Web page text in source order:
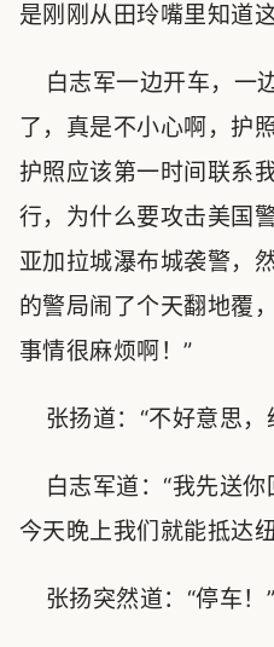
是刚刚从田玲嘴里知道
白志军一边开车，一
了，真是不小心啊，护
护照应该第一时间联系
行，为什么要攻击美国
亚加拉城瀑布城袭警，
的警局闹了个天翻地覆
事情很麻烦啊！”
张扬道：“不好意思，
白志军道：“我先送你
今天晚上我们就能抵达
张扬突然道：“停车！”